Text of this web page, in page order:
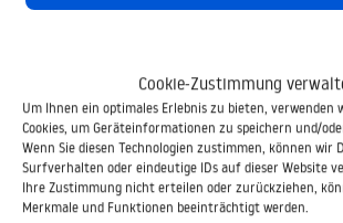
Cookie-Zustimmung
Um Ihnen ein optimales Erlebnis zu bieten, verwenden
Cookies, um Geräteinformationen zu speichern und/
Wenn Sie diesen Technologien zustimmen, können wir
Surfverhalten oder eindeutige IDs auf dieser Website
Ihre Zustimmung nicht erteilen oder zurückziehen,
Merkmale und Funktionen beeinträchtigt werden.
Das sagen
Wir haben als
Organisationseinheit …